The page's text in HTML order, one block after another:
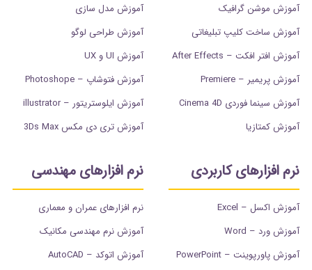
آموزش موشن گرافیک
آموزش ساخت کلیپ تبلیغاتی
آموزش افتر افکت – After Effects
آموزش پریمیر – Premiere
آموزش سینما فوردی Cinema 4D
آموزش کمتازیا
آموزش مدل سازی
آموزش طراحی لوگو
آموزش UI و UX
آموزش فتوشاپ – Photoshope
آموزش ایلوستریتور – illustrator
آموزش تری دی مکس 3Ds Max
نرم افزارهای کاربردی
آموزش اکسل – Excel
آموزش ورد – Word
آموزش پاورپوینت – PowerPoint
نرم افزارهای مهندسی
نرم افزارهای عمران و معماری
آموزش نرم مهندسی مکانیک
آموزش اتوکد – AutoCAD